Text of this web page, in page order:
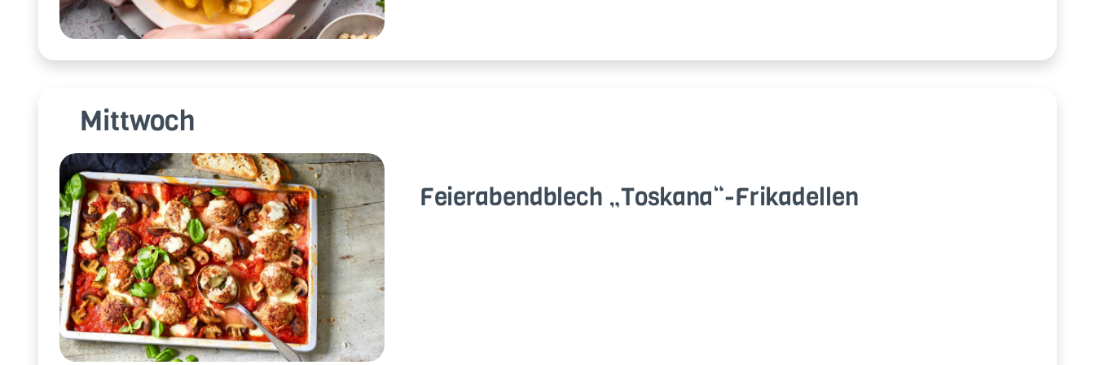
Mittwoch
Fei­er­abend­blech „Tos­ka­na“-Fri­ka­del­len